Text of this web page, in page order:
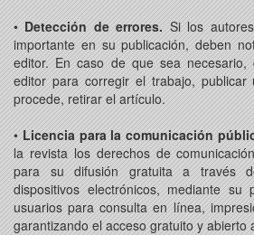
•Detección de errores.Si los
importante en su publicación, deben
editor. En caso de que sea
editor para corregir el trabajo,
procede, retirar el artículo.
•Licencia para la comunicación
la revista los derechos de
para su difusión gratuita a través
dispositivos electrónicos, mediante
usuarios para consulta en línea,
garantizando el acceso gratuito y abierto